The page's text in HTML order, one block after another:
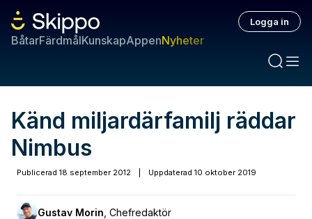
BåtarFärdmålKunskapAppenNyheter
Logga in
Känd miljardärfamilj räddar
Nimbus
Publicerad 18 september 2012 Uppdaterad 10 oktober 2019
Gustav Morin Chefredaktör